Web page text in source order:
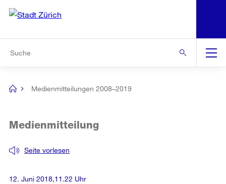
Navigation
[no
Medienmitteilungen 2008–2019
Seite vorlesen
Medienmitteilung
12. Juni 2018,11.22 Uhr